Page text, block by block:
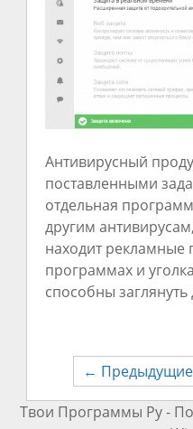
Антивирусный
поставленными
отдельная
другим
находит рекламные
программах и
способны заглянуть
← Предыдущие
Твои Программы Ру -